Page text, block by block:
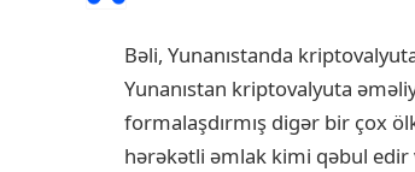
Bəli, Yunanıstanda
Yunanıstan kriptovalyuta
formalaşdırmış digər bir çox
hərəkətli əmlak kimi qəbul